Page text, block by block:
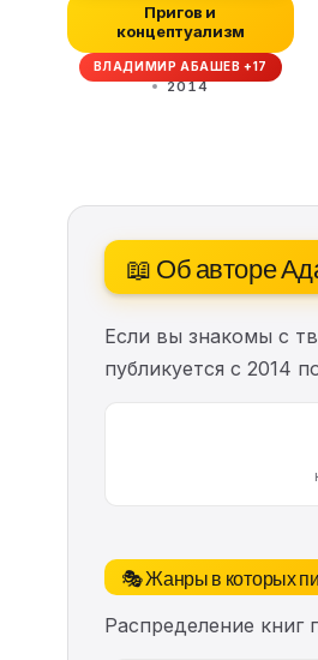
Пригов и
концептуализм
ВЛАДИМИР АБАШЕВ +17
2014
📖 Об авторе
Если вы знакомы с
публикуется с 2014
🎭 Жанры в которых
Распределение